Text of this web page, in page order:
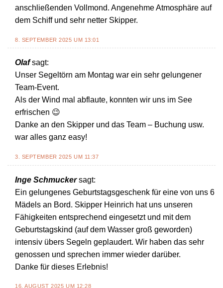
anschließenden Vollmond. Angenehme Atmosphäre auf
dem Schiff und sehr netter Skipper.
8. SEPTEMBER 2025 UM 13:01
Olaf sagt:
Unser Segeltörn am Montag war ein sehr gelungener
Team-Event.
Als der Wind mal abflaute, konnten wir uns im See
erfrischen 😉
Danke an den Skipper und das Team – Buchung usw.
war alles ganz easy!
3. SEPTEMBER 2025 UM 11:37
Inge Schmucker sagt:
Ein gelungenes Geburtstagsgeschenk für eine von uns 6
Mädels an Bord. Skipper Heinrich hat uns unseren
Fähigkeiten entsprechend eingesetzt und mit dem
Geburtstagskind (auf dem Wasser groß geworden)
intensiv übers Segeln geplaudert. Wir haben das sehr
genossen und sprechen immer wieder darüber.
Danke für dieses Erlebnis!
16. AUGUST 2025 UM 12:28